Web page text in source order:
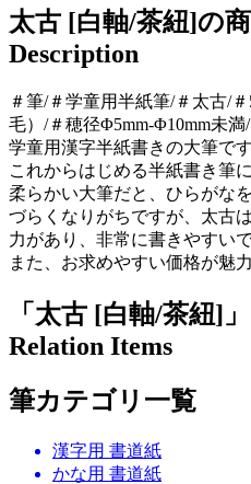
太古 [白軸/茶紐]の
Description
＃筆/＃学童用半紙筆/＃太古/
毛）/＃穂径Φ5mm-Φ10mm未満
学童用漢字半紙書きの大筆で
これからはじめる半紙書き筆
柔らかい大筆だと、ひらがな
づらくなりがちですが、太古
力があり、非常に書きやすいで
また、お求めやすい価格が魅
「太古 [白軸/茶紐]
Relation Items
筆カテゴリ一覧
漢字用 書道紙
かな用 書道紙